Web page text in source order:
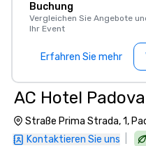
Buchung
Vergleichen Sie Angebote
Ihr Event
Erfahren Sie mehr
AC Hotel Padova
Straße Prima Strada, 1,
Kontaktieren Sie uns